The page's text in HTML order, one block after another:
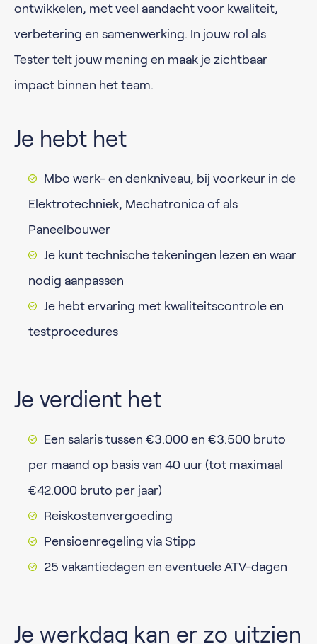
ontwikkelen, met veel aandacht voor kwaliteit,
verbetering en samenwerking. In jouw rol als
Tester telt jouw mening en maak je zichtbaar
impact binnen het team.
Je hebt het
Mbo werk- en denkniveau, bij voorkeur in de
Elektrotechniek, Mechatronica of als
Paneelbouwer
Je kunt technische tekeningen lezen en waar
nodig aanpassen
Je hebt ervaring met kwaliteitscontrole en
testprocedures
Je verdient het
Een salaris tussen €3.000 en €3.500 bruto
per maand op basis van 40 uur (tot maximaal
€42.000 bruto per jaar)
Reiskostenvergoeding
Pensioenregeling via Stipp
25 vakantiedagen en eventuele ATV-dagen
Je werkdag kan er zo uitzien